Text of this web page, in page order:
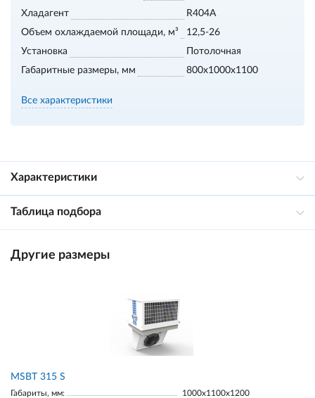
Хладагент
R404A
Объем охлаждаемой площади, м³
12,5-26
Установка
Потолочная
Габаритные размеры, мм
800х1000х1100
Все характеристики
Характеристики
Таблица подбора
Другие размеры
MSBT 315 S
Габариты, мм:
1000х1100х1200